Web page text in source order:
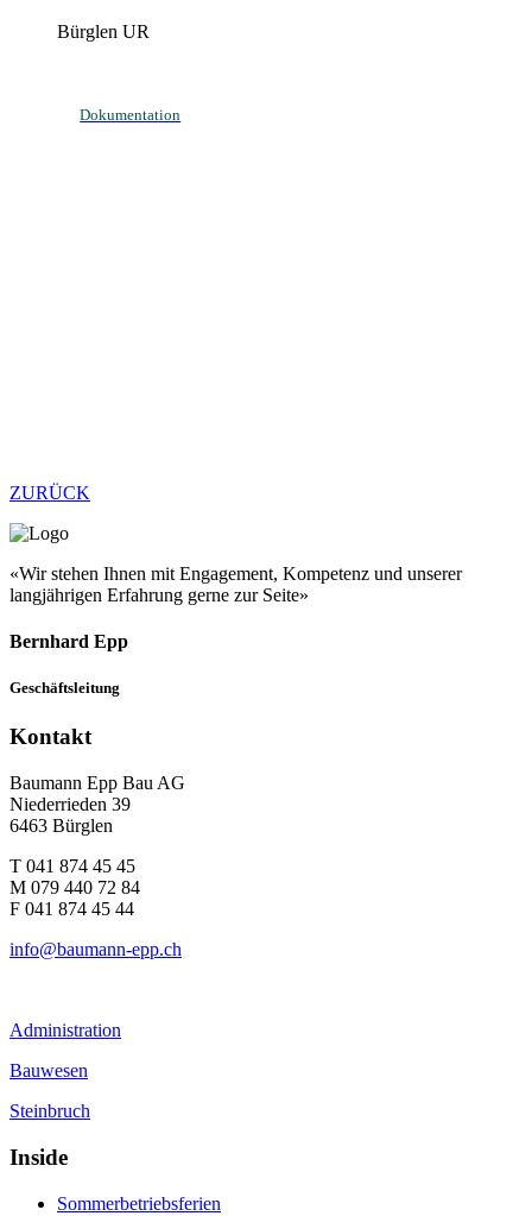
Bürglen UR
Dokumentation
ZURÜCK
«Wir stehen Ihnen mit Engagement, Kompetenz und unserer
langjährigen Erfahrung gerne zur Seite»
Bernhard Epp
Geschäftsleitung
Kontakt
Baumann Epp Bau AG
Niederrieden 39
6463 Bürglen
T 041 874 45 45
M 079 440 72 84
F 041 874 45 44
info@baumann-epp.ch
Administration
Bauwesen
Steinbruch
Inside
Sommerbetriebsferien